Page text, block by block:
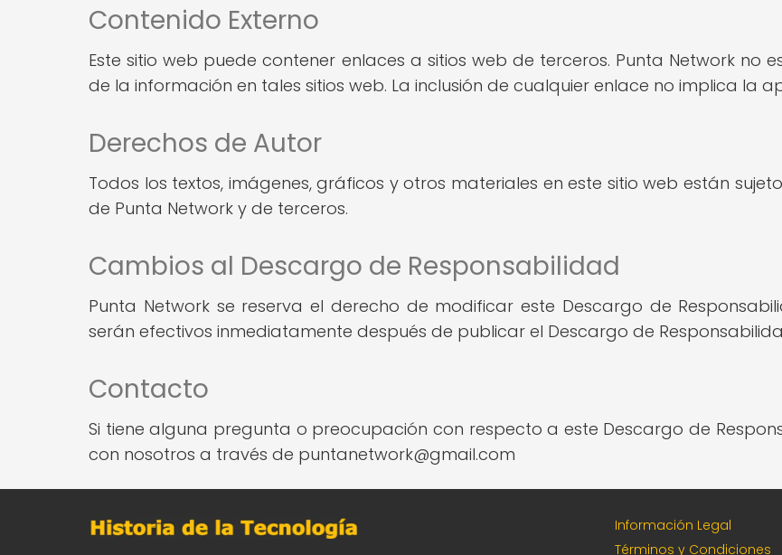
Contenido Externo
Este sitio web puede contener enlaces a sitios web de terceros. Punta Network no
de la información en tales sitios web. La inclusión de cualquier enlace no implica la
Derechos de Autor
Todos los textos, imágenes, gráficos y otros materiales en este sitio web están
de Punta Network y de terceros.
Cambios al Descargo de Responsabilidad
Punta Network se reserva el derecho de modificar este Descargo de
serán efectivos inmediatamente después de publicar el Descargo de
Contacto
Si tiene alguna pregunta o preocupación con respecto a este Descargo de
con nosotros a través de puntanetwork@gmail.com
Información Legal
Términos y Condiciones